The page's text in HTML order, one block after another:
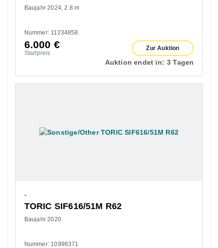
Baujahr 2024 2.8 m
Nummer: 11234858
6.000 €
Startpreis
Zur Auktion
Auktion endet in: 3 Tagen
-
TORIC SIF616/51M R62
Baujahr 2020
Nummer: 10996371